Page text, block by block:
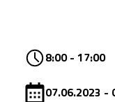
8:00 - 17:00
07.06.2023 -